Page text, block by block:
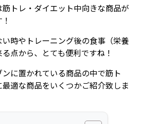
トレ・ダイエット中向きな商品が
時やトレーニング後の食事（栄養
点から、とても便利ですね！
に置かれている商品の中で筋ト
適な商品をいくつかご紹介致しま